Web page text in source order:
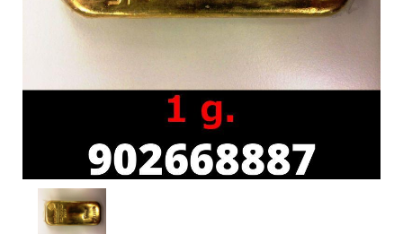
Avers
produit